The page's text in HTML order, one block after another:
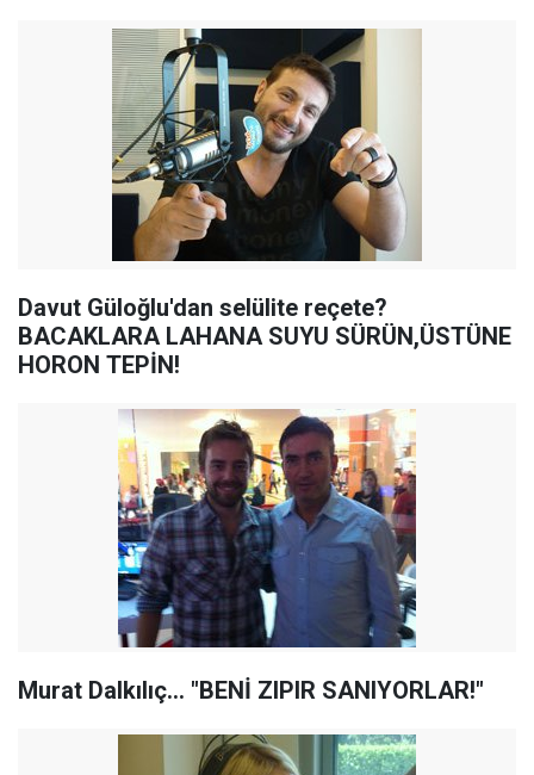
Davut Güloğlu'dan selülite reçete?
BACAKLARA LAHANA SUYU SÜRÜN,ÜSTÜNE
HORON TEPİN!
Murat Dalkılıç... "BENİ ZIPIR SANIYORLAR!"